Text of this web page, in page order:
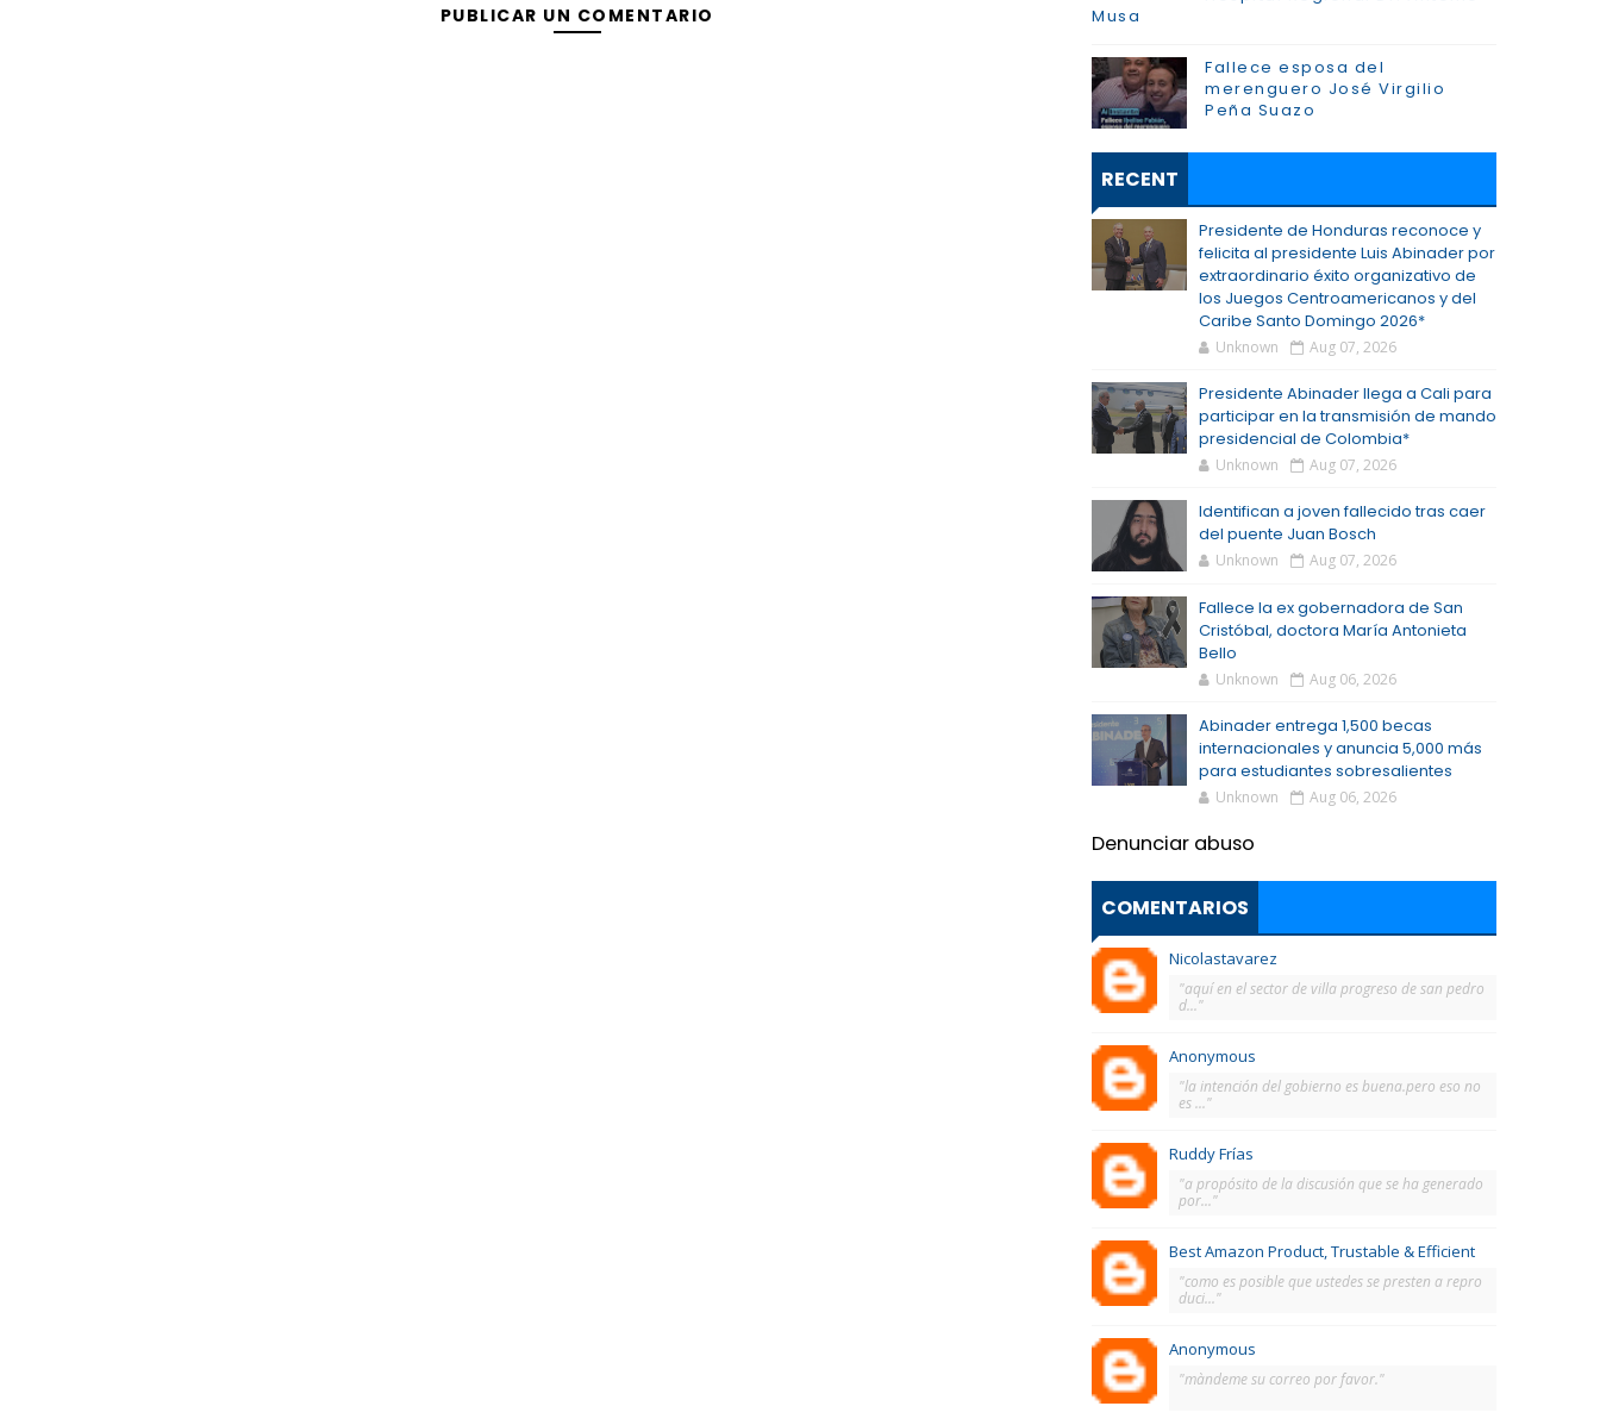
PUBLICAR UN COMENTARIO
Musa
Fallece esposa del
merenguero José Virgilio
Peña Suazo
RECENT
Presidente de Honduras reconoce y
felicita al presidente Luis Abinader por
extraordinario éxito organizativo de
los Juegos Centroamericanos y del
Caribe Santo Domingo 2026*
Unknown Aug 07, 2026
Presidente Abinader llega a Cali para
participar en la transmisión de mando
presidencial de Colombia*
Unknown Aug 07, 2026
Identifican a joven fallecido tras caer
del puente Juan Bosch
Unknown Aug 07, 2026
Fallece la ex gobernadora de San
Cristóbal, doctora María Antonieta
Bello
Unknown Aug 06, 2026
Abinader entrega 1,500 becas
internacionales y anuncia 5,000 más
para estudiantes sobresalientes
Unknown Aug 06, 2026
Denunciar abuso
COMENTARIOS
Nicolastavarez
"aquí en el sector de villa progreso de san pedro
d..."
Anonymous
"la intención del gobierno es buena.pero eso no
es ..."
Ruddy Frías
"a propósito de la discusión que se ha generado
por..."
Best Amazon Product, Trustable & Efficient
"como es posible que ustedes se presten a repro
duci..."
Anonymous
"màndeme su correo por favor."